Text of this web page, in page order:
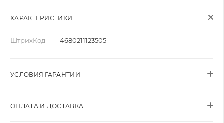
ХАРАКТЕРИСТИКИ
ШтрихКод — 4680211123505
УСЛОВИЯ ГАРАНТИИ
ОПЛАТА И ДОСТАВКА